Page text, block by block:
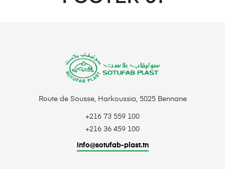
Route de Sousse, Harkoussia, 5025 Bennane
+216 73 559 100
+216 36 459 100
info@sotufab-plast.tn